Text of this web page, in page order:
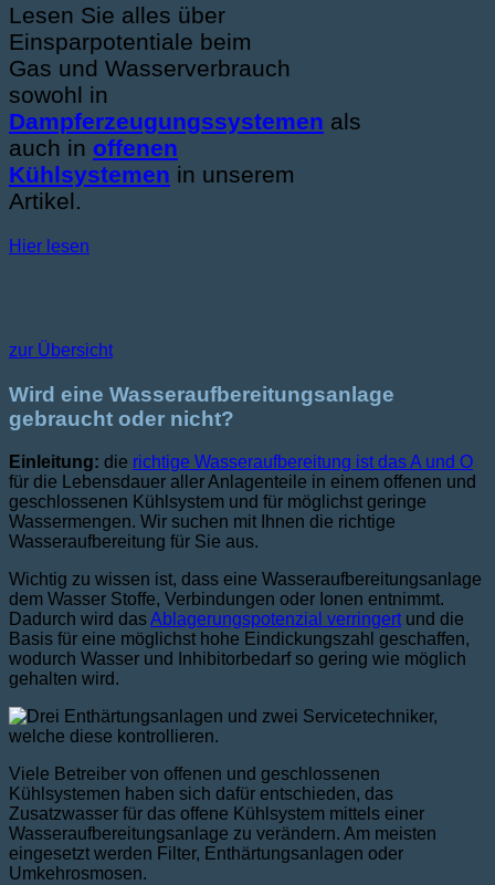
Lesen Sie alles über
Einsparpotentiale beim
Gas und Wasserverbrauch
sowohl in
Dampferzeugungssystemen als
auch in offenen
Kühlsystemen in unserem
Artikel.
Hier lesen
zur Übersicht
Wird eine Wasseraufbereitungsanlage
gebraucht oder nicht?
Einleitung: die richtige Wasseraufbereitung ist das A und O
für die Lebensdauer aller Anlagenteile in einem offenen und
geschlossenen Kühlsystem und für möglichst geringe
Wassermengen. Wir suchen mit Ihnen die richtige
Wasseraufbereitung für Sie aus.
Wichtig zu wissen ist, dass eine Wasseraufbereitungsanlage
dem Wasser Stoffe, Verbindungen oder Ionen entnimmt.
Dadurch wird dasAblagerungspotenzial verringertund die
Basis für eine möglichst hohe Eindickungszahl geschaffen,
wodurch Wasser und Inhibitorbedarf so gering wie möglich
gehalten wird.
Viele Betreiber von offenen und geschlossenen
Kühlsystemen haben sich dafür entschieden, das
Zusatzwasser für das offene Kühlsystem mittels einer
Wasseraufbereitungsanlage zu verändern. Am meisten
eingesetzt werden Filter, Enthärtungsanlagen oder
Umkehrosmosen.